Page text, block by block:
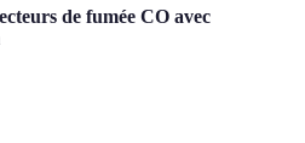
de fumée CO avec